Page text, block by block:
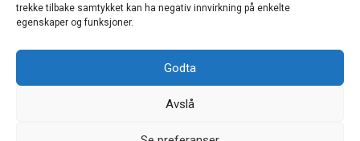
trekke tilbake samtykket kan ha negativ innvirkning på enkelte
egenskaper og funksjoner.
Godta
Avslå
Den beste sommerlåta i verden …og et knippe
De mest svulstige kjærlighetssangene –
trafikkmåling og optimalisering av innhold. Fortsett å bruke siden